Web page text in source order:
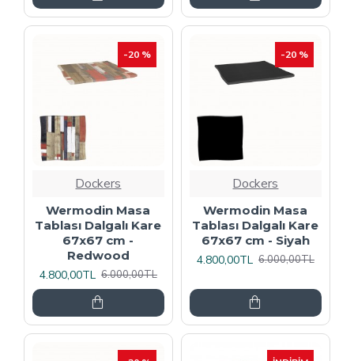
-20 %
Dockers
Wermodin Masa
Tablası Dalgalı Kare
67x67 cm -
Redwood
4.800,00TL 6.000,00TL
-20 %
Dockers
Wermodin Masa
Tablası Dalgalı Kare
67x67 cm - Siyah
4.800,00TL 6.000,00TL